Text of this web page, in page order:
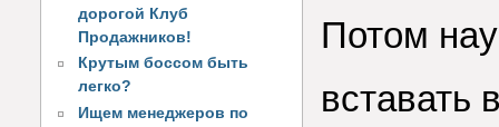
дорогой Клуб
Продажников!
Крутым боссом быть
легко?
Ищем менеджеров по
Потом
вставать